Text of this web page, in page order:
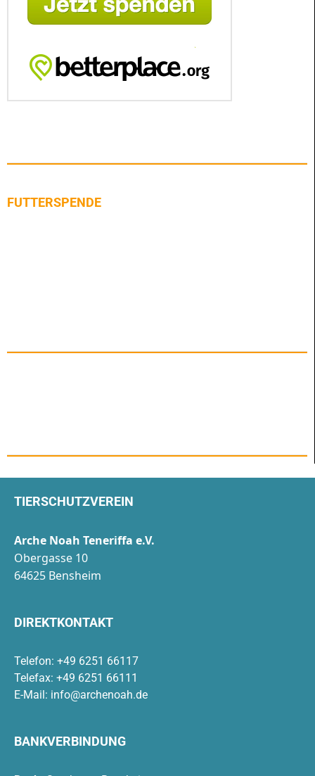
FUTTERSPENDE
TIERSCHUTZVEREIN
Arche Noah Teneriffa e.V.
Obergasse 10
64625 Bensheim
DIREKTKONTAKT
Telefon: +49 6251 66117
Telefax: +49 6251 66111
E-Mail: info@archenoah.de
BANKVERBINDUNG